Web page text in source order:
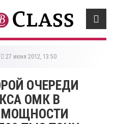
27 июня 2012, 13:50
ОЧЕРЕДИ
ОМК В
МОЩНОСТИ